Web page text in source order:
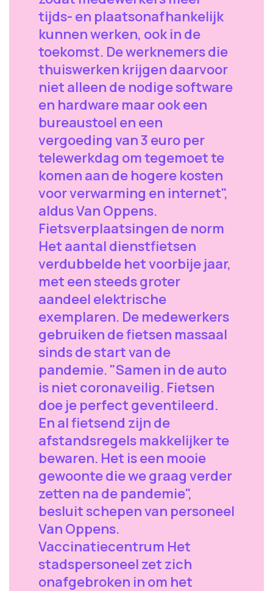
tijds- en plaatsonafhankelijk
kunnen werken, ook in de
toekomst. De werknemers die
thuiswerken krijgen daarvoor
niet alleen de nodige software
en hardware maar ook een
bureaustoel en een
vergoeding van 3 euro per
telewerkdag om tegemoet te
komen aan de hogere kosten
voor verwarming en internet",
aldus Van Oppens.
Fietsverplaatsingen de norm
Het aantal dienstfietsen
verdubbelde het voorbije jaar,
met een steeds groter
aandeel elektrische
exemplaren. De medewerkers
gebruiken de fietsen massaal
sinds de start van de
pandemie. "Samen in de auto
is niet coronaveilig. Fietsen
doe je perfect geventileerd.
En al fietsend zijn de
afstandsregels makkelijker te
bewaren. Het is een mooie
gewoonte die we graag verder
zetten na de pandemie",
besluit schepen van personeel
Van Oppens.
Vaccinatiecentrum Het
stadspersoneel zet zich
onafgebroken in om het